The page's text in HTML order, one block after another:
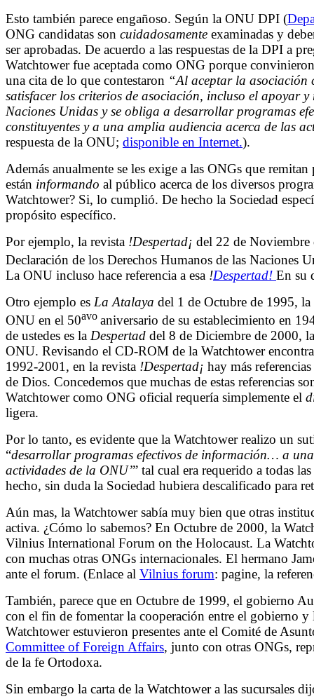
Esto también parece engañoso. Según la ONU DPI (
ONG candidatas son cuidadosamente examinadas y
ser aprobadas. De acuerdo a las respuestas de la DPI a
Watchtower fue aceptada como ONG porque
una cita de lo que contestaron “Al aceptar la
satisfacer los criterios de asociación, incluso el apoyar
Naciones Unidas y se obliga a desarrollar programas
constituyentes y a una amplia audiencia acerca de las
respuesta de la ONU; disponible en Internet.).
Además anualmente se les exige a las ONGs que
están informando al público acerca de los diversos
Watchtower? Si, lo cumplió. De hecho la Sociedad
propósito específico.
Por ejemplo, la revista !Despertad¡ del 22 de Noviembre
Declaración de los Derechos Humanos de las Naciones
La ONU incluso hace referencia a esa !Despertad! En su
Otro ejemplo es La Atalaya del 1 de Octubre de 1995,
ONU en el 50avo aniversario de su establecimiento en
de ustedes es la Despertad del 8 de Diciembre de 2000,
ONU. Revisando el CD-ROM de la Watchtower
1992-2001, en la revista !Despertad¡ hay más
de Dios. Concedemos que muchas de estas referencias
Watchtower como ONG oficial requería simplemente el
ligera.
Por lo tanto, es evidente que la Watchtower realizo un
“desarrollar programas efectivos de información… a
actividades de la ONU’” tal cual era requerido a todas
hecho, sin duda la Sociedad hubiera descalificado para
Aún mas, la Watchtower sabía muy bien que otras
activa. ¿Cómo lo sabemos? En Octubre de 2000, la
Vilnius International Forum on the Holocaust. La
con muchas otras ONGs internacionales. El hermano
ante el forum. (Enlace al Vilnius forum: pagine, la
También, parece que en Octubre de 1999, el gobierno
con el fin de fomentar la cooperación entre el gobierno y
Watchtower estuvieron presentes ante el Comité de
Committee of Foreign Affairs, junto con otras ONGs,
de la fe Ortodoxa.
Sin embargo la carta de la Watchtower a las sucursales